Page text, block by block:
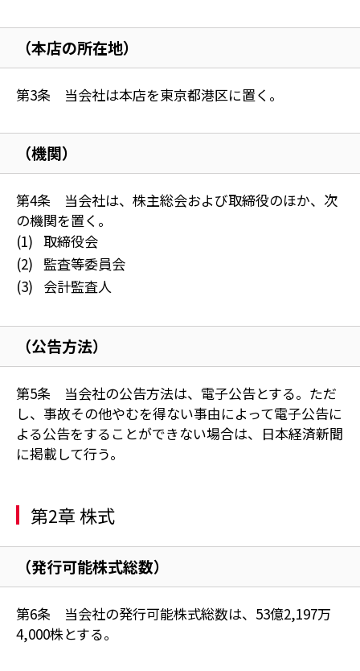
（本店の所在地）
第3条 当会社は本店を東京都港区に置く。
（機関）
第4条 当会社は、株主総会および取締役のほか、次
の機関を置く。
取締役会
監査等委員会
会計監査人
（公告方法）
第5条 当会社の公告方法は、電子公告とする。ただ
し、事故その他やむを得ない事由によって電子公告に
よる公告をすることができない場合は、日本経済新聞
に掲載して行う。
第2章 株式
（発行可能株式総数）
第6条 当会社の発行可能株式総数は、53億2,197万
4,000株とする。